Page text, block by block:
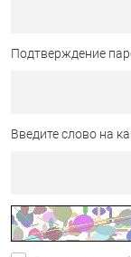
Подтверждение
Введите слово на